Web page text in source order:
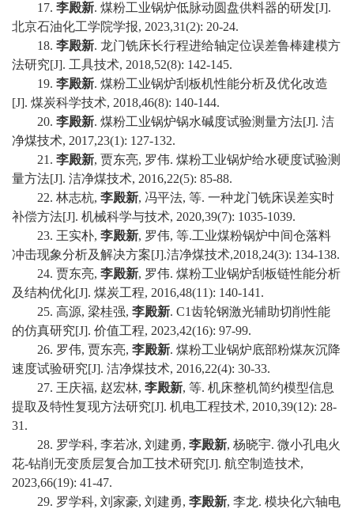
17. 李殿新. 煤粉工业锅炉低脉动圆盘供料器的研发[J].
北京石油化工学院学报, 2023,31(2): 20-24.
18. 李殿新. 龙门铣床长行程进给轴定位误差鲁棒建模方
法研究[J]. 工具技术, 2018,52(8): 142-145.
19. 李殿新. 煤粉工业锅炉刮板机性能分析及优化改造
[J]. 煤炭科学技术, 2018,46(8): 140-144.
20. 李殿新. 煤粉工业锅炉锅水碱度试验测量方法[J]. 洁
净煤技术, 2017,23(1): 127-132.
21. 李殿新, 贾东亮, 罗伟. 煤粉工业锅炉给水硬度试验测
量方法[J]. 洁净煤技术, 2016,22(5): 85-88.
22. 林志杭, 李殿新, 冯平法, 等. 一种龙门铣床误差实时
补偿方法[J]. 机械科学与技术, 2020,39(7): 1035-1039.
23. 王实朴, 李殿新, 罗伟, 等.工业煤粉锅炉中间仓落料
冲击现象分析及解决方案[J].洁净煤技术,2018,24(3): 134-138.
24. 贾东亮, 李殿新, 罗伟. 煤粉工业锅炉刮板链性能分析
及结构优化[J]. 煤炭工程, 2016,48(11): 140-141.
25. 高源, 梁桂强, 李殿新. C1齿轮钢激光辅助切削性能
的仿真研究[J]. 价值工程, 2023,42(16): 97-99.
26. 罗伟, 贾东亮, 李殿新. 煤粉工业锅炉底部粉煤灰沉降
速度试验研究[J]. 洁净煤技术, 2016,22(4): 30-33.
27. 王庆福, 赵宏林, 李殿新, 等. 机床整机简约模型信息
提取及特性复现方法研究[J]. 机电工程技术, 2010,39(12): 28-
31.
28. 罗学科, 李若冰, 刘建勇, 李殿新, 杨晓宇. 微小孔电火
花-钻削无变质层复合加工技术研究[J]. 航空制造技术,
2023,66(19): 41-47.
29. 罗学科, 刘家豪, 刘建勇, 李殿新, 李龙. 模块化六轴电